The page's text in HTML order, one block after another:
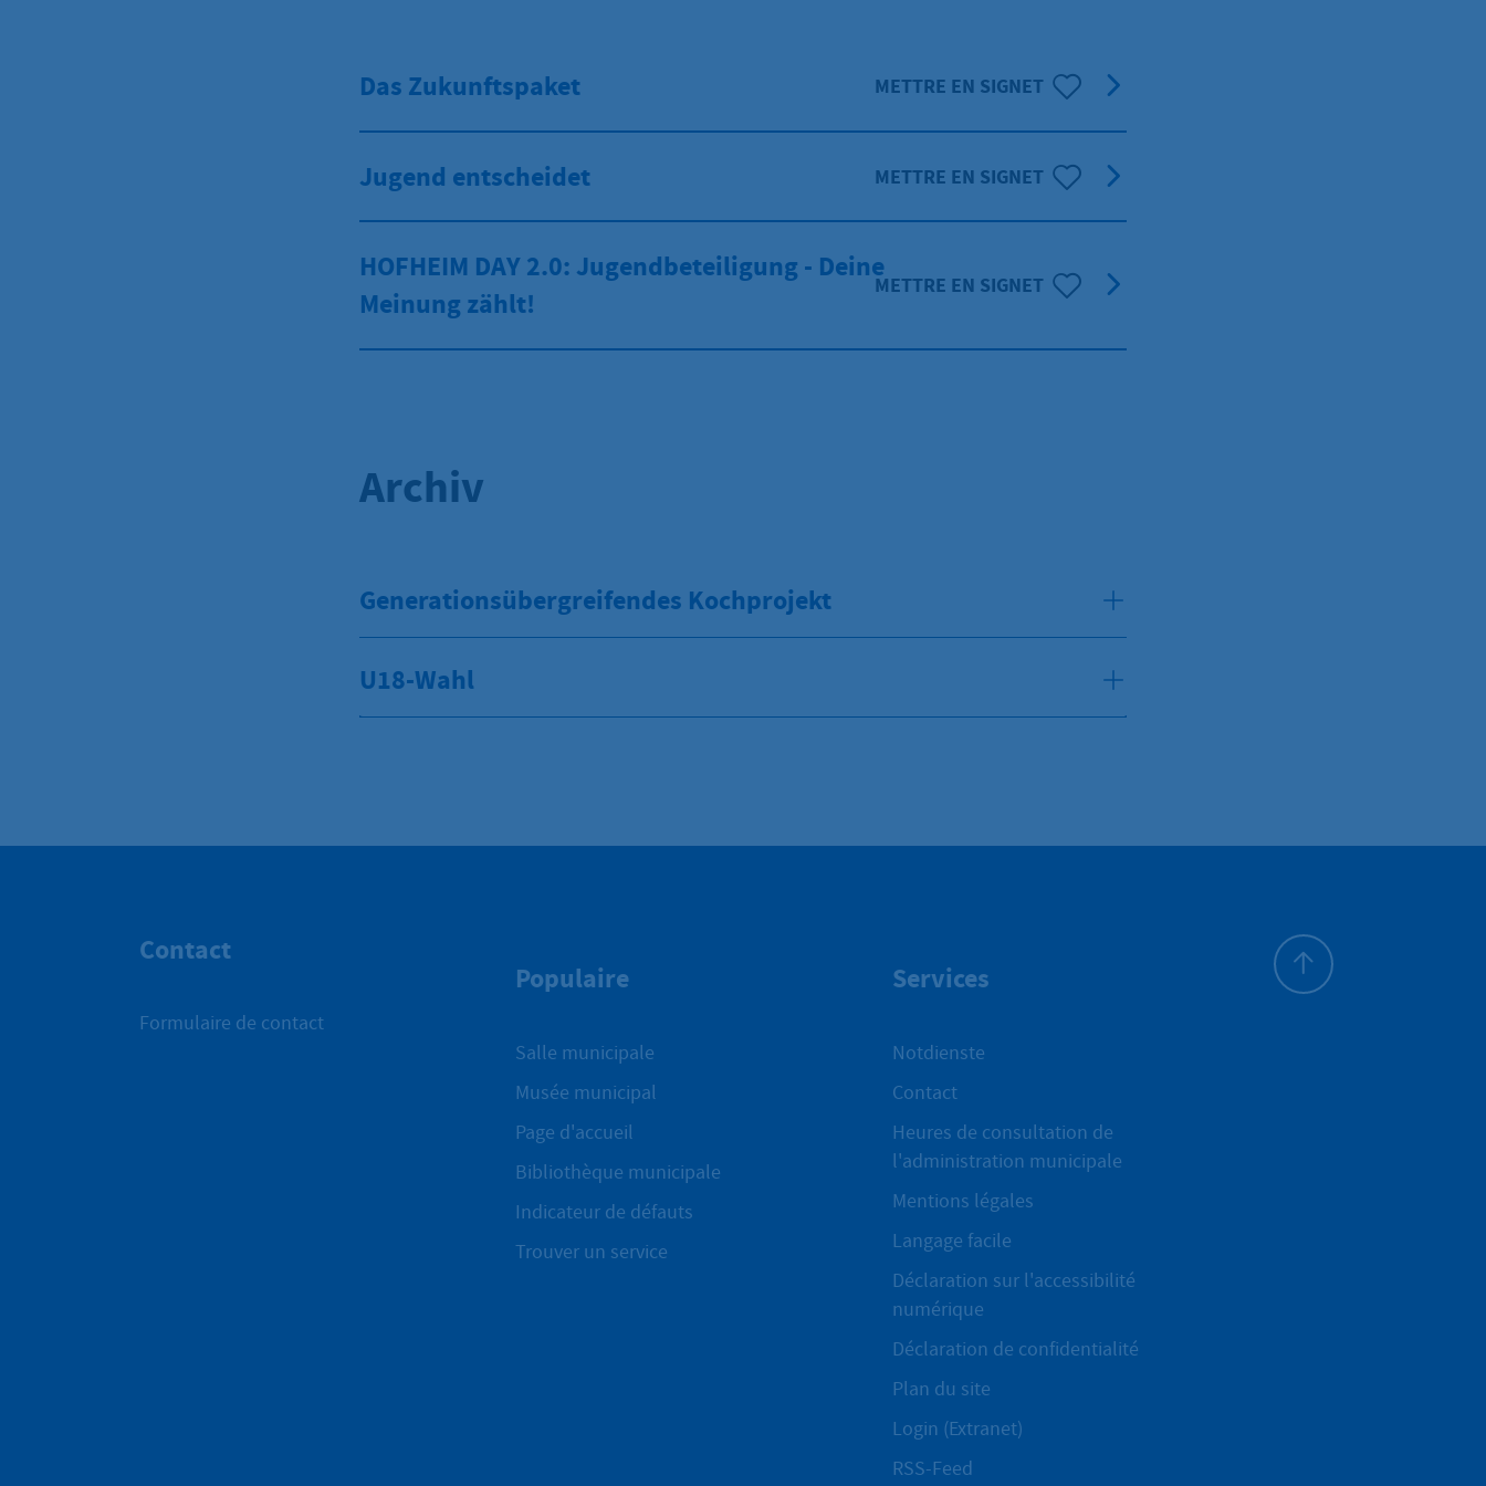
Das Zukunftspaket METTRE EN SIGNET
Jugend entscheidet METTRE EN SIGNET
HOFHEIM DAY 2.0: Jugendbeteiligung - Deine
Meinung zählt!
METTRE EN SIGNET
Archiv
Generationsübergreifendes Kochprojekt
U18-Wahl
Contact
Formulaire de contact
Populaire
Salle municipale
Musée municipal
Page d'accueil
Bibliothèque municipale
Indicateur de défauts
Trouver un service
Services
Notdienste
Contact
Heures de consultation de
l'administration municipale
Mentions légales
Langage facile
Déclaration sur l'accessibilité
numérique
Déclaration de confidentialité
Plan du site
Login (Extranet)
RSS-Feed